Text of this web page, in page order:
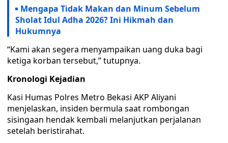
Mengapa Tidak Makan dan Minum Sebelum
Sholat Idul Adha 2026? Ini Hikmah dan
Hukumnya
“Kami akan segera menyampaikan uang duka bagi
ketiga korban tersebut,” tutupnya.
Kronologi Kejadian
Kasi Humas Polres Metro Bekasi AKP Aliyani
menjelaskan, insiden bermula saat rombongan
sisingaan hendak kembali melanjutkan perjalanan
setelah beristirahat.